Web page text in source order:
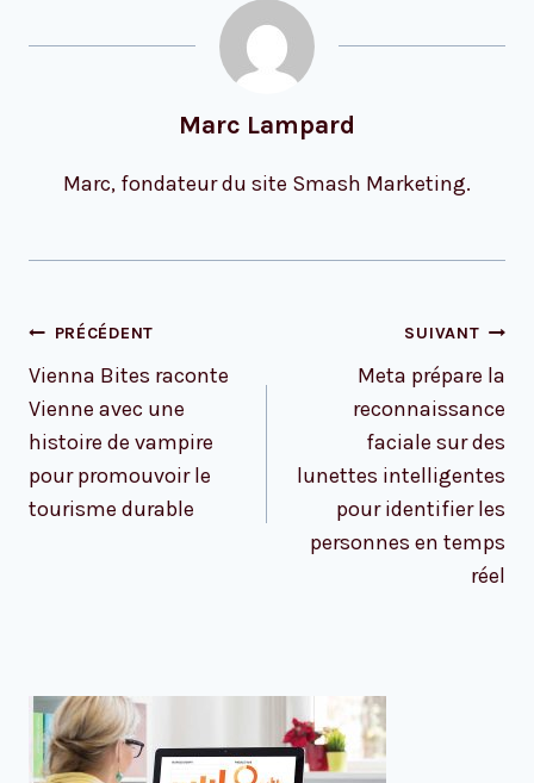
Marc Lampard
Marc, fondateur du site Smash Marketing.
Navigation
l’article
PRÉCÉDENT
Vienna Bites raconte
Vienne avec une
histoire de vampire
pour promouvoir le
tourisme durable
SUIVANT
Meta prépare la
reconnaissance
faciale sur des
lunettes intelligentes
pour identifier les
personnes en temps
réel